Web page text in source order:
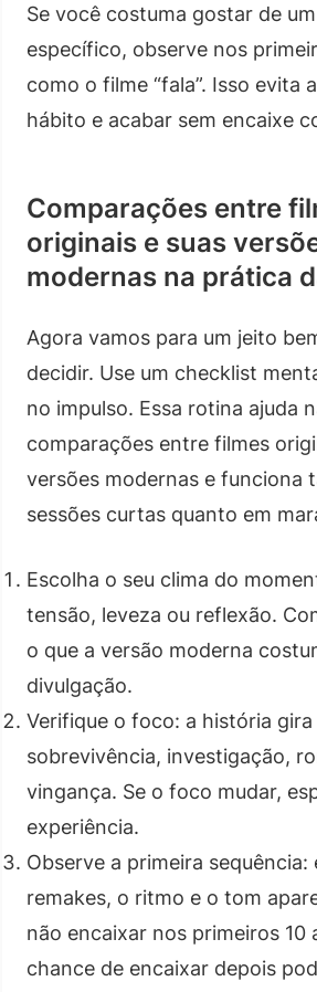
Se você costuma gostar de
específico, observe nos
como o filme “fala”. Isso evita
hábito e acabar sem encaixe
Comparações entre
originais e suas
modernas na prática
Agora vamos para um jeito
decidir. Use um checklist
no impulso. Essa rotina ajuda
comparações entre filmes
versões modernas e funciona
sessões curtas quanto em
Escolha o seu clima do
tensão, leveza ou reflexão.
o que a versão moderna
divulgação.
Verifique o foco: a história
sobrevivência, investigação,
vingança. Se o foco mudar,
experiência.
Observe a primeira sequência:
remakes, o ritmo e o tom
não encaixar nos primeiros 10
chance de encaixar depois